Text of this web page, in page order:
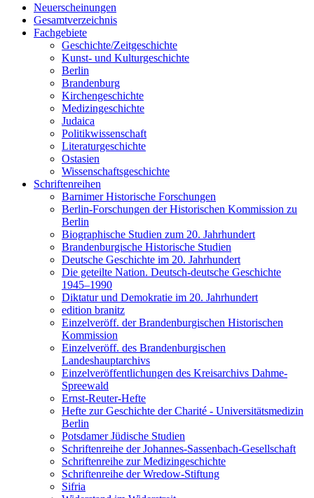
Neuerscheinungen
Gesamtverzeichnis
Fachgebiete
Geschichte/Zeitgeschichte
Kunst- und Kulturgeschichte
Berlin
Brandenburg
Kirchengeschichte
Medizingeschichte
Judaica
Politikwissenschaft
Literaturgeschichte
Ostasien
Wissenschaftsgeschichte
Schriftenreihen
Barnimer Historische Forschungen
Berlin-Forschungen der Historischen Kommission zu
Berlin
Biographische Studien zum 20. Jahrhundert
Brandenburgische Historische Studien
Deutsche Geschichte im 20. Jahrhundert
Die geteilte Nation. Deutsch-deutsche Geschichte
1945–1990
Diktatur und Demokratie im 20. Jahrhundert
edition branitz
Einzelveröff. der Brandenburgischen Historischen
Kommission
Einzelveröff. des Brandenburgischen
Landeshauptarchivs
Einzelveröffentlichungen des Kreisarchivs Dahme-
Spreewald
Ernst-Reuter-Hefte
Hefte zur Geschichte der Charité - Universitätsmedizin
Berlin
Potsdamer Jüdische Studien
Schriftenreihe der Johannes-Sassenbach-Gesellschaft
Schriftenreihe zur Medizingeschichte
Schriftenreihe der Wredow-Stiftung
Sifria